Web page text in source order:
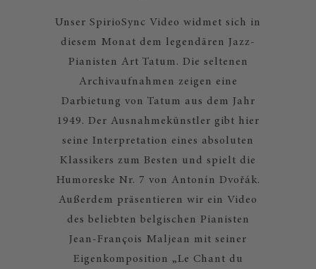
Unser SpirioSync Video widmet sich in
diesem Monat dem legendären Jazz-
Pianisten Art Tatum. Die seltenen
Archivaufnahmen zeigen eine
Darbietung von Tatum aus dem Jahr
1949. Der Ausnahmekünstler gibt hier
seine Interpretation eines absoluten
Klassikers zum Besten und spielt die
Humoreske Nr. 7 von Antonín Dvořák.
Außerdem präsentieren wir ein Video
des beliebten belgischen Pianisten
Jean-François Maljean mit seiner
Eigenkomposition „Le Chant du